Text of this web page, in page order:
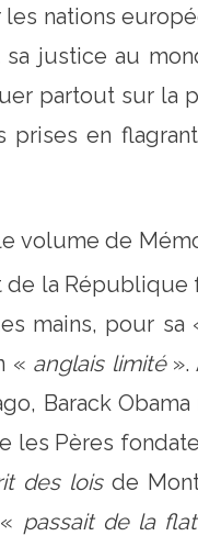
nations
justice au
partout sur la
prises en
volume de
la République
mains, pour sa
« anglais limité».
Barack
les Pères
des lois de
passait de la